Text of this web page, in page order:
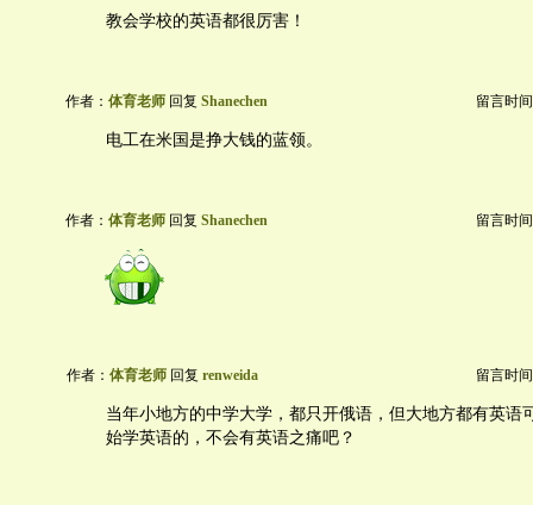
教会学校的英语都很厉害！
作者： 体育老师 回复 Shanechen 留言时
电工在米国是挣大钱的蓝领。
作者： 体育老师 回复 Shanechen 留言时
作者： 体育老师 回复 renweida 留言时
当年小地方的中学大学，都只开俄语，但大地方都有英语
始学英语的，不会有英语之痛吧？